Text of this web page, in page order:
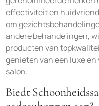
effectiviteit en
om
andere behandelingen,
producten van
genieten van een luxe
salon.
Biedt